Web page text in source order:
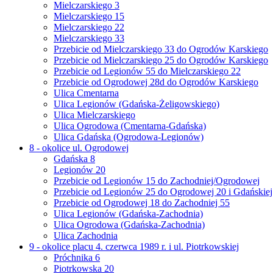
Mielczarskiego 3
Mielczarskiego 15
Mielczarskiego 22
Mielczarskiego 33
Przebicie od Mielczarskiego 33 do Ogrodów Karskiego
Przebicie od Mielczarskiego 25 do Ogrodów Karskiego
Przebicie od Legionów 55 do Mielczarskiego 22
Przebicie od Ogrodowej 28d do Ogrodów Karskiego
Ulica Cmentarna
Ulica Legionów (Gdańska-Żeligowskiego)
Ulica Mielczarskiego
Ulica Ogrodowa (Cmentarna-Gdańska)
Ulica Gdańska (Ogrodowa-Legionów)
8 - okolice ul. Ogrodowej
Gdańska 8
Legionów 20
Przebicie od Legionów 15 do Zachodniej/Ogrodowej
Przebicie od Legionów 25 do Ogrodowej 20 i
Przebicie od Ogrodowej 18 do Zachodniej 55
Ulica Legionów (Gdańska-Zachodnia)
Ulica Ogrodowa (Gdańska-Zachodnia)
Ulica Zachodnia
9 - okolice placu 4. czerwca 1989 r. i ul. Piotrkowskiej
Próchnika 6
Piotrkowska 20